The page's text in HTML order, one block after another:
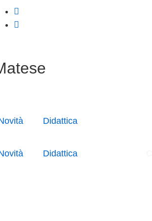
Didattica
Didattica